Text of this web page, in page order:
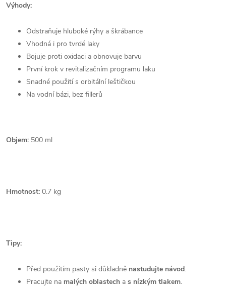
Výhody:
Odstraňuje hluboké rýhy a škrábance
Vhodná i pro tvrdé laky
Bojuje proti oxidaci a obnovuje barvu
První krok v revitalizačním programu laku
Snadné použití s orbitální leštičkou
Na vodní bázi, bez fillerů
Objem: 500 ml
Hmotnost: 0.7 kg
Tipy:
Před použitím pasty si důkladně nastudujte návod.
Pracujte na malých oblastech a s nízkým tlakem.